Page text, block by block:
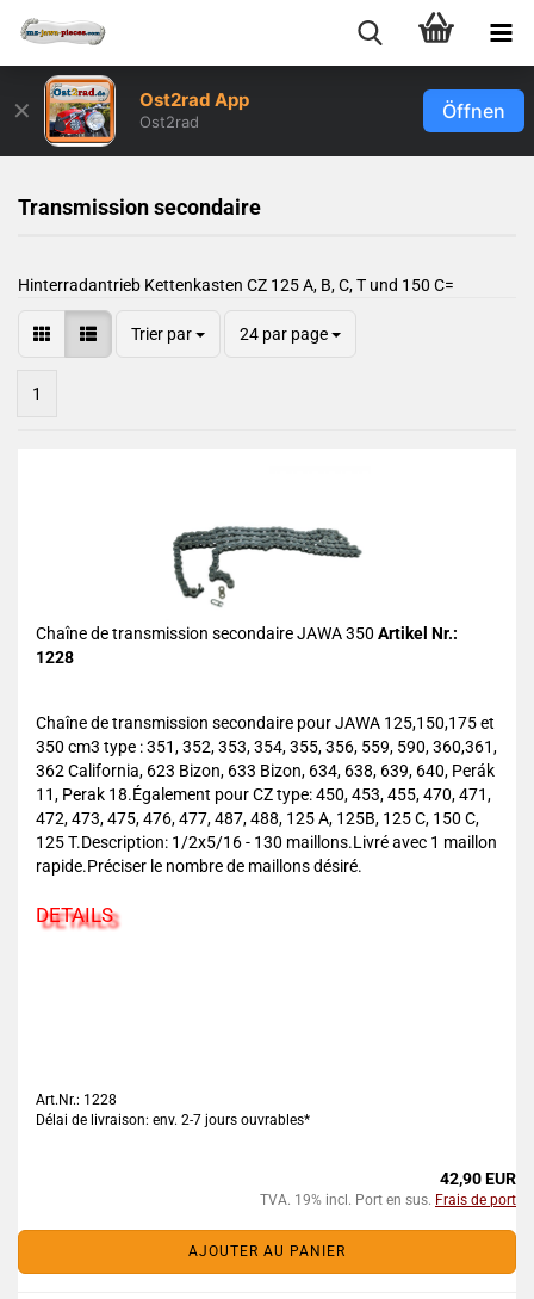
✕ Ost2rad App
Ost2rad Öffnen
Transmission secondaire
Hinterradantrieb Kettenkasten CZ 125 A, B, C, T und 150 C=
Trier par 24 par page
1
Chaîne de transmission secondaire JAWA 350 Artikel Nr.:
1228
Chaîne de transmission secondaire pour JAWA 125,150,175 et
350 cm3 type : 351, 352, 353, 354, 355, 356, 559, 590, 360,361,
362 California, 623 Bizon, 633 Bizon, 634, 638, 639, 640, Perák
11, Perak 18.Également pour CZ type: 450, 453, 455, 470, 471,
472, 473, 475, 476, 477, 487, 488, 125 A, 125B, 125 C, 150 C,
125 T.Description: 1/2x5/16 - 130 maillons.Livré avec 1 maillon
rapide.Préciser le nombre de maillons désiré.
DETAILS
Art.Nr.: 1228
Délai de livraison: env. 2-7 jours ouvrables*
42,90 EUR
TVA. 19% incl. Port en sus. Frais de port
AJOUTER AU PANIER